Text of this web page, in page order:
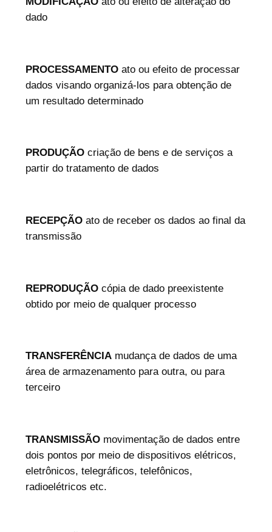
dado
PROCESSAMENTOato ou efeito de processar
dados visando organizá-los para obtenção de
um resultado determinado
PRODUÇÃOcriação de bens e de serviços a
partir do tratamento de dados
RECEPÇÃOato de receber os dados ao final da
transmissão
REPRODUÇÃOcópia de dado preexistente
obtido por meio de qualquer processo
TRANSFERÊNCIAmudança de dados de uma
área de armazenamento para outra, ou para
terceiro
TRANSMISSÃOmovimentação de dados entre
dois pontos por meio de dispositivos elétricos,
eletrônicos, telegráficos, telefônicos,
radioelétricos etc.